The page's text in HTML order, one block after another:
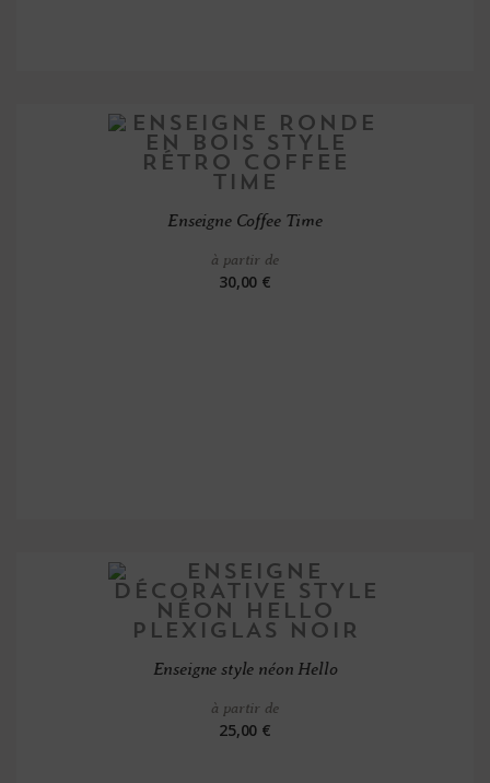
Enseigne Coffee Time
à partir de
30,00 €
Enseigne style néon Hello
à partir de
25,00 €